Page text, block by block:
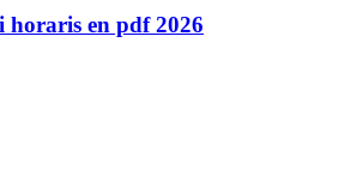
horaris en pdf 2026